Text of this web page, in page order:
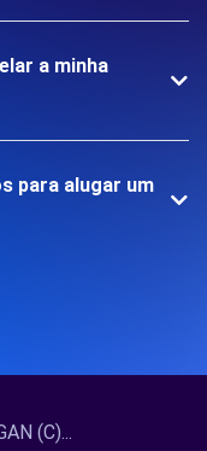
a minha
para alugar um
(C)...